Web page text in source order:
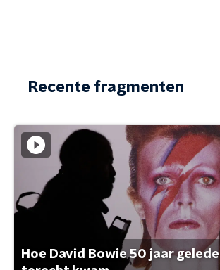
Recente fragmenten
Hoe David Bowie 50 jaar